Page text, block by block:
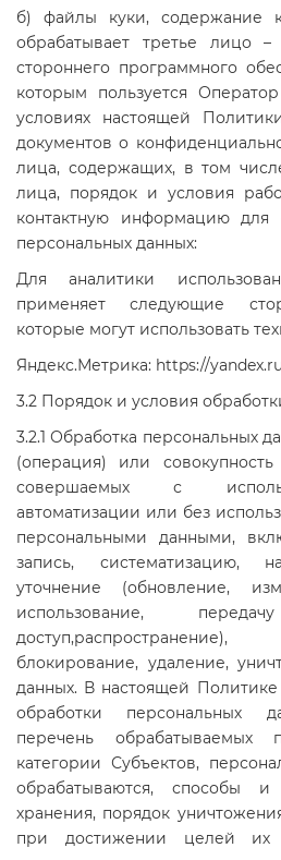
б) файлы куки, содержание
обрабатывает третье лицо
стороннего программного
которым пользуется
условиях настоящей
документов о
лица, содержащих, в том
лица, порядок и условия
контактную информацию для
персональных данных:
Для аналитики
применяет следующие
которые могут использовать
Яндекс.Метрика: https://
3.2 Порядок и условия
3.2.1 Обработка персональных
(операция) или
совершаемых с
автоматизации или без
персональными данными,
запись, систематизацию,
уточнение (обновление,
использование,
блокирование, удаление,
данных. В настоящей Политике
обработки персональных
перечень обрабатываемых
категории Субъектов,
обрабатываются, способы
хранения, порядок
при достижении целей